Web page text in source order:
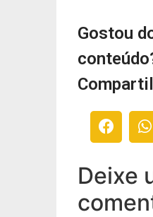
Gostou
Deixe